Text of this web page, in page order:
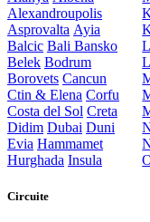
Alexandroupolis
Asprovalta Ayia
Balcic Bali Bansko
Belek Bodrum
Borovets Cancun
Ctin & Elena Corfu
Costa del Sol Creta
Didim Dubai Duni
Evia Hammamet
Hurghada Insula
Circuite